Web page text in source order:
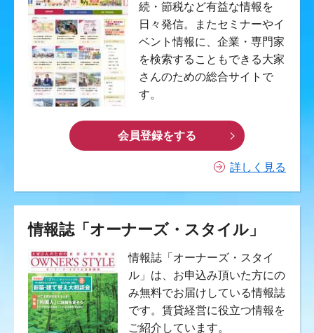
続・節税など有益な情報を
日々発信。またセミナーやイ
ベント情報に、企業・専門家
を検索することもできる大家
さんのための総合サイトで
す。
会員登録をする
詳しく見る
情報誌「オーナーズ・スタイル」
情報誌「オーナーズ・スタイ
ル」は、お申込み頂いた方にの
み無料でお届けしている情報誌
です。賃貸経営に役立つ情報を
ご紹介しています。